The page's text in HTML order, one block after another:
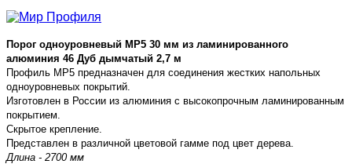
Порог одноуровневый MP5 30 мм из ламинированного
алюминия 46 Дуб дымчатый 2,7 м
Профиль MP5 предназначен для соединения жестких напольных
одноуровневых покрытий.
Изготовлен в России из алюминия с высокопрочным ламинированным
покрытием.
Скрытое крепление.
Представлен в различной цветовой гамме под цвет дерева.
Длина - 2700 мм